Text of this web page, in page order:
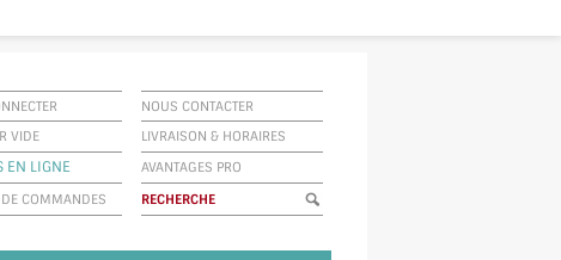
NOUS CONTACTER
VIDE
LIVRAISON & HORAIRES
EN LIGNE
AVANTAGES PRO
COMMANDES